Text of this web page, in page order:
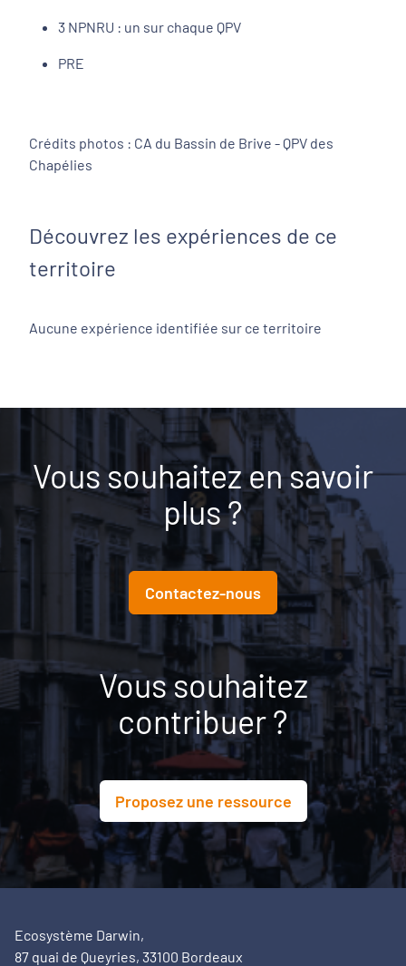
3 NPNRU : un sur chaque QPV
PRE
Crédits photos : CA du Bassin de Brive - QPV des
Chapélies
Découvrez les expériences de ce
territoire
Aucune expérience identifiée sur ce territoire
Vous souhaitez en savoir
plus ?
Contactez-nous
Vous souhaitez
contribuer ?
Proposez une ressource
Ecosystème Darwin,
87 quai de Queyries, 33100 Bordeaux